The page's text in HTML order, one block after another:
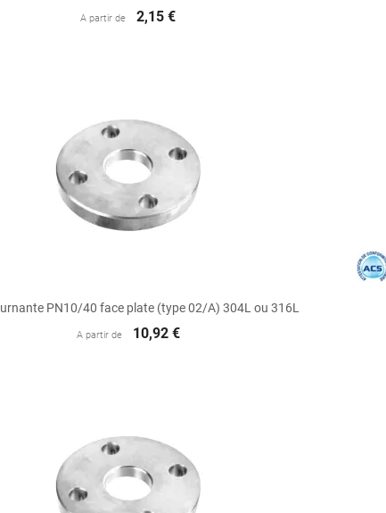
A partir de 2,15 €
Aperçu rapide
PN10/40 face plate (type 02/A) 304L ou 316L
A partir de 10,92 €